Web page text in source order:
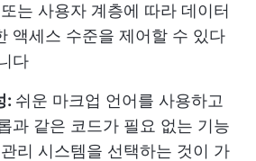
는 사용자 계층에 따라 데이터
액세스 수준을 제어할 수 있다
다
: 쉬운 마크업 언어를 사용하고
과 같은 코드가 필요 없는 기능
리 시스템을 선택하는 것이 가